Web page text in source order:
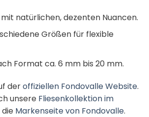
natürlichen, dezenten Nuancen.
Größen für flexible
Format ca. 6 mm bis 20 mm.
deroffiziellen Fondovalle Website.
unsere Fliesenkollektion im
Markenseite von Fondovalle.